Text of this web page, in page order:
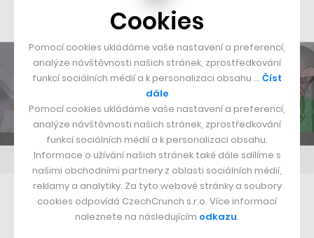
Velká expanze doma i v zahraničí
Cookies
Pomocí cookies ukládáme vaše nastavení a preferencí,
analýze návštěvnosti našich stránek, zprostředkování
funkcí sociálních médií a k personalizaci obsahu … Číst
dále
Pomocí cookies ukládáme vaše nastavení a preferencí,
analýze návštěvnosti našich stránek, zprostředkování
funkcí sociálních médií a k personalizaci obsahu.
Informace o užívání našich stránek také dále sdílíme s
našimi obchodními partnery z oblasti sociálních médií,
reklamy a analytiky. Za tyto webové stránky a soubory
cookies odpovídá CzechCrunch s.r.o. Více informací
naleznete na následujícím odkazu.